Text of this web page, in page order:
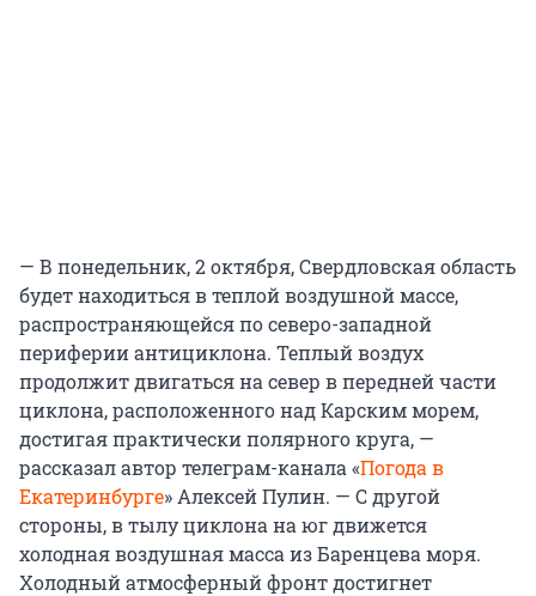
— В понедельник, 2 октября, Свердловская область
будет находиться в теплой воздушной массе,
распространяющейся по северо-западной
периферии антициклона. Теплый воздух
продолжит двигаться на север в передней части
циклона, расположенного над Карским морем,
достигая практически полярного круга, —
рассказал автор телеграм-канала «Погода в
Екатеринбурге» Алексей Пулин. — С другой
стороны, в тылу циклона на юг движется
холодная воздушная масса из Баренцева моря.
Холодный атмосферный фронт достигнет